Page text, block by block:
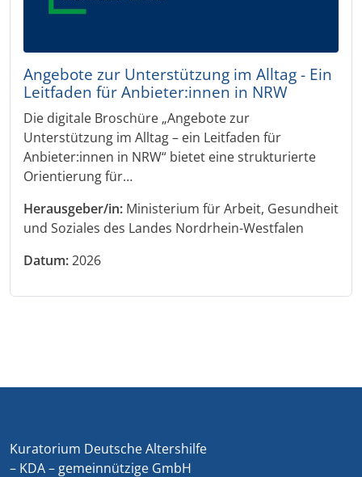
Angebote zur Unterstützung im Alltag - Ein
Leitfaden für Anbieter:innen in NRW
Die digitale Broschüre „Angebote zur
Unterstützung im Alltag – ein Leitfaden für
Anbieter:innen in NRW“ bietet eine strukturierte
Orientierung für…
Herausgeber/in: Ministerium für Arbeit, Gesundheit
und Soziales des Landes Nordrhein-Westfalen
Datum:2026
Kuratorium Deutsche Altershilfe
– KDA – gemeinnützige GmbH